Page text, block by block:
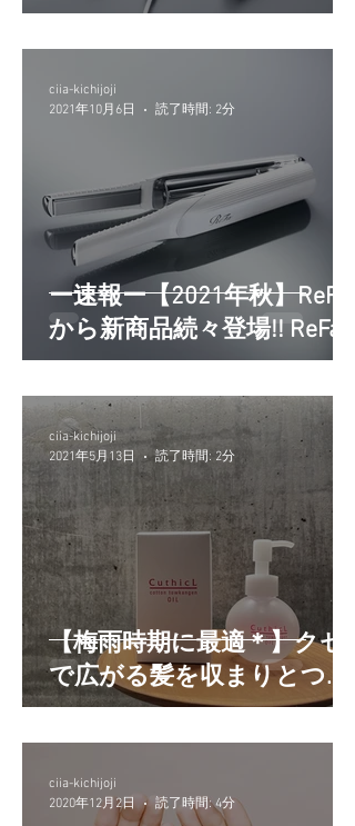
ー速報ー【2021年秋】ReFa
から新商品続々登場!! ReFa
取扱店/吉祥寺美容師ciia
ciia-kichijoji
2021年10月6日
読了時間: 2分
【梅雨時期に最適＊】クセ
で広がる髪を収まりとつや
のある髪へ。
ciia-kichijoji
2021年5月13日
読了時間: 2分
ciia-kichijoji
2020年12月2日
読了時間: 4分